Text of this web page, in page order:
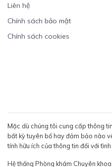
Liên hệ
Chính sách bảo mật
Chính sách cookies
Mặc dù chúng tôi cung cấp thông
bất kỳ tuyên bố hay đảm bảo nào
tính hữu ích của thông tin đối với
Hệ thống Phòng khám Chuyên